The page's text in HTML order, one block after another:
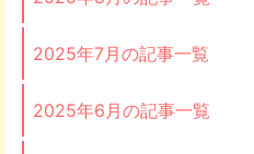
2025年7月の記事一覧
2025年6月の記事一覧